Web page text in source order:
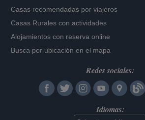
Casas recomendadas por viajeros
Casas Rurales con actividades
Alojamientos con reserva online
Busca por ubicación en el mapa
Redes sociales:
Idiomas: